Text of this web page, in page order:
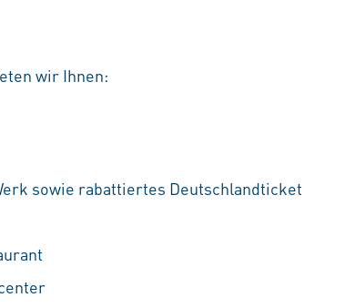
wir Ihnen:
sowie rabattiertes Deutschlandticket